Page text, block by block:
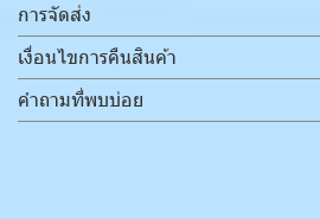
การจัดส่ง
เงื่อนไขการคืนสินค้า
คำถามที่พบบ่อย